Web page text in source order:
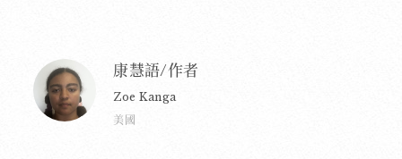
康慧語/作者
Zoe Kanga
美國